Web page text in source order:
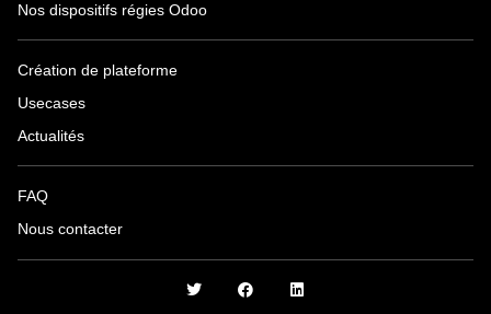
Nos dispositifs régies Odoo
Création de plateforme
Usecases
Actualités
FAQ
Nous contacter